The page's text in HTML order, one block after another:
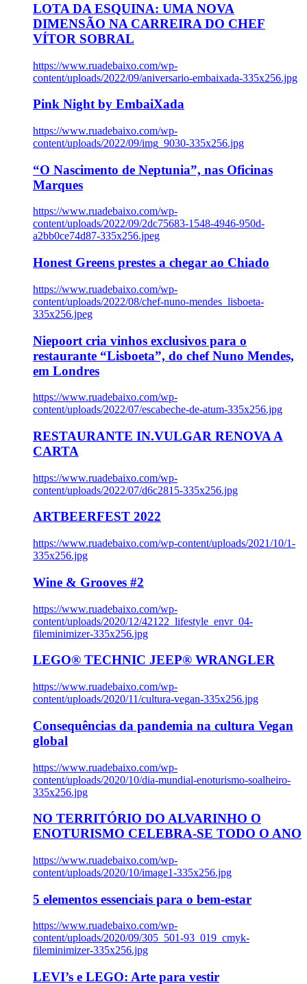
LOTA DA ESQUINA: UMA NOVA
DIMENSÃO NA CARREIRA DO CHEF
VÍTOR SOBRAL
https://www.ruadebaixo.com/wp-
content/uploads/2022/09/aniversario-embaixada-335x256.jpg
Pink Night by EmbaiXada
https://www.ruadebaixo.com/wp-
content/uploads/2022/09/img_9030-335x256.jpg
“O Nascimento de Neptunia”, nas Oficinas
Marques
https://www.ruadebaixo.com/wp-
content/uploads/2022/09/2dc75683-1548-4946-950d-
a2bb0ce74d87-335x256.jpeg
Honest Greens prestes a chegar ao Chiado
https://www.ruadebaixo.com/wp-
content/uploads/2022/08/chef-nuno-mendes_lisboeta-
335x256.jpeg
Niepoort cria vinhos exclusivos para o
restaurante “Lisboeta”, do chef Nuno Mendes,
em Londres
https://www.ruadebaixo.com/wp-
content/uploads/2022/07/escabeche-de-atum-335x256.jpg
RESTAURANTE IN.VULGAR RENOVA A
CARTA
https://www.ruadebaixo.com/wp-
content/uploads/2022/07/d6c2815-335x256.jpg
ARTBEERFEST 2022
https://www.ruadebaixo.com/wp-content/uploads/2021/10/1-
335x256.jpg
Wine & Grooves #2
https://www.ruadebaixo.com/wp-
content/uploads/2020/12/42122_lifestyle_envr_04-
fileminimizer-335x256.jpg
LEGO® TECHNIC JEEP® WRANGLER
https://www.ruadebaixo.com/wp-
content/uploads/2020/11/cultura-vegan-335x256.jpg
Consequências da pandemia na cultura Vegan
global
https://www.ruadebaixo.com/wp-
content/uploads/2020/10/dia-mundial-enoturismo-soalheiro-
335x256.jpg
NO TERRITÓRIO DO ALVARINHO O
ENOTURISMO CELEBRA-SE TODO O ANO
https://www.ruadebaixo.com/wp-
content/uploads/2020/10/image1-335x256.jpg
5 elementos essenciais para o bem-estar
https://www.ruadebaixo.com/wp-
content/uploads/2020/09/305_501-93_019_cmyk-
fileminimizer-335x256.jpg
LEVI’s e LEGO: Arte para vestir